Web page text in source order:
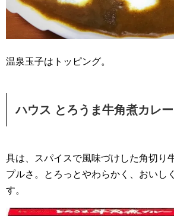
温泉玉子はトッピング。
ハウス とろうま牛角煮カレ
具は、スパイスで風味づけした角切り
プルさ。とろっとやわらかく、おいし
す。